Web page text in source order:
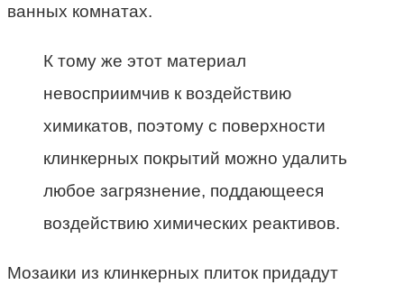
ванных комнатах.
К тому же этот материал
невосприимчив к воздействию
химикатов, поэтому с поверхности
клинкерных покрытий можно удалить
любое загрязнение, поддающееся
воздействию химических реактивов.
Мозаики из клинкерных плиток придадут